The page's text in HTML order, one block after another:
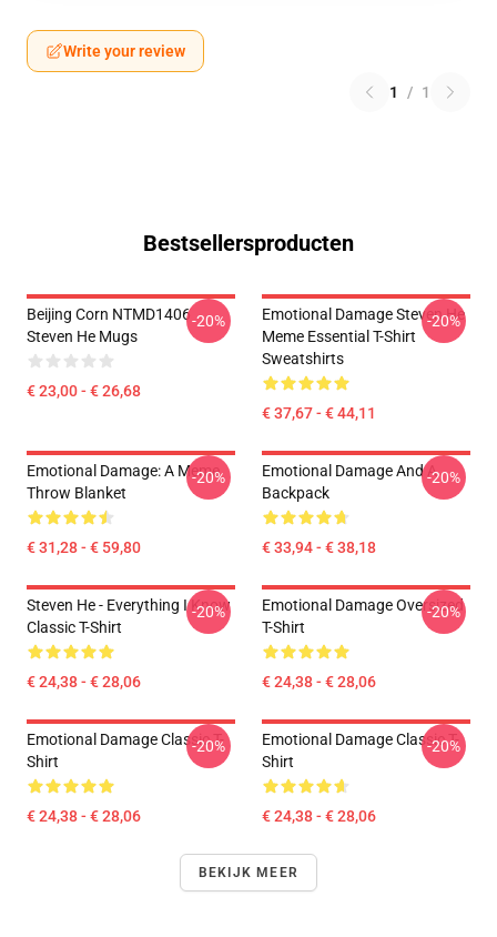
Write your review
1 / 1
Bestsellersproducten
Beijing Corn NTMD1406
Steven He Mugs
€ 23,00 - € 26,68
-20%
Emotional Damage Steven He
Meme Essential T-Shirt
Sweatshirts
€ 37,67 - € 44,11
-20%
Emotional Damage: A Meme
Throw Blanket
€ 31,28 - € 59,80
-20%
Emotional Damage And A
Backpack
€ 33,94 - € 38,18
-20%
Steven He - Everything I Know
Classic T-Shirt
€ 24,38 - € 28,06
-20%
Emotional Damage Oversized
T-Shirt
€ 24,38 - € 28,06
-20%
Emotional Damage Classic T-
Shirt
€ 24,38 - € 28,06
-20%
Emotional Damage Classic T-
Shirt
€ 24,38 - € 28,06
-20%
BEKIJK MEER